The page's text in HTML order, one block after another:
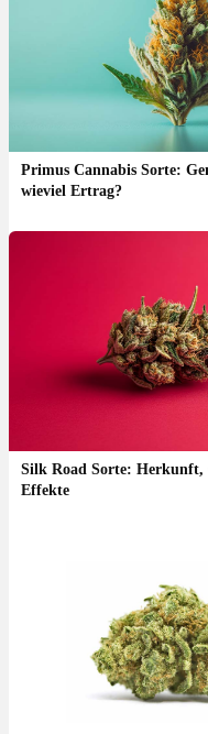
Primus Cannabis Sorte:
wieviel Ertrag?
Silk Road Sorte: Herkunft,
Effekte